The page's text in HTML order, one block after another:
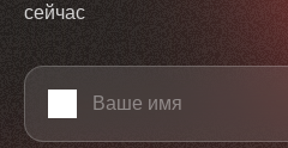
сейчас
Ваше имя